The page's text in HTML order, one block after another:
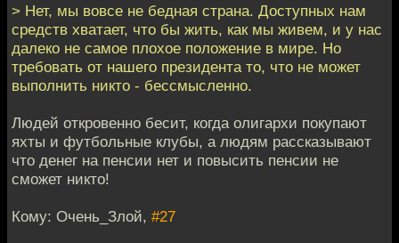
> Нет, мы вовсе не бедная страна. Доступных нам
средств хватает, что бы жить, как мы живем, и у нас
далеко не самое плохое положение в мире. Но
требовать от нашего президента то, что не может
выполнить никто - бессмысленно.
Людей откровенно бесит, когда олигархи покупают
яхты и футбольные клубы, а людям рассказывают
что денег на пенсии нет и повысить пенсии не
сможет никто!
Кому: Очень_Злой, #27